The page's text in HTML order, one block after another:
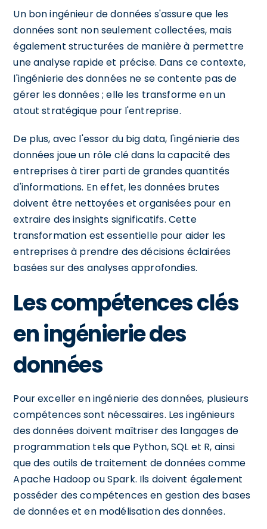
Un bon ingénieur de données s'assure que les
données sont non seulement collectées, mais
également structurées de manière à permettre
une analyse rapide et précise. Dans ce contexte,
l'ingénierie des données ne se contente pas de
gérer les données ; elle les transforme en un
atout stratégique pour l'entreprise.
De plus, avec l'essor du big data, l'ingénierie des
données joue un rôle clé dans la capacité des
entreprises à tirer parti de grandes quantités
d'informations. En effet, les données brutes
doivent être nettoyées et organisées pour en
extraire des insights significatifs. Cette
transformation est essentielle pour aider les
entreprises à prendre des décisions éclairées
basées sur des analyses approfondies.
Les compétences clés
en ingénierie des
données
Pour exceller en ingénierie des données, plusieurs
compétences sont nécessaires. Les ingénieurs
des données doivent maîtriser des langages de
programmation tels que Python, SQL et R, ainsi
que des outils de traitement de données comme
Apache Hadoop ou Spark. Ils doivent également
posséder des compétences en gestion des bases
de données et en modélisation des données.